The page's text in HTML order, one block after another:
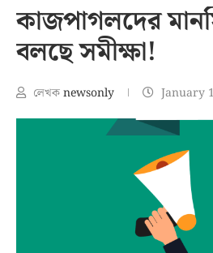
কাজপাগলদের
বলছে সমীক্ষা!
লেখকnewsonly January